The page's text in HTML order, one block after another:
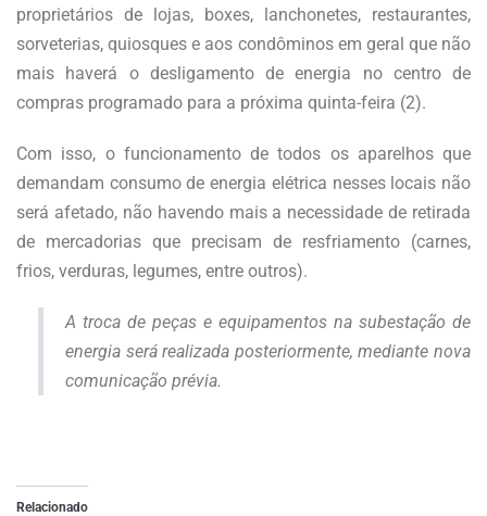
proprietários de lojas, boxes, lanchonetes, restaurantes,
sorveterias, quiosques e aos condôminos em geral que não
mais haverá o desligamento de energia no centro de
compras programado para a próxima quinta-feira (2).
Com isso, o funcionamento de todos os aparelhos que
demandam consumo de energia elétrica nesses locais não
será afetado, não havendo mais a necessidade de retirada
de mercadorias que precisam de resfriamento (carnes,
frios, verduras, legumes, entre outros).
A troca de peças e equipamentos na subestação de
energia será realizada posteriormente, mediante nova
comunicação prévia.
Relacionado